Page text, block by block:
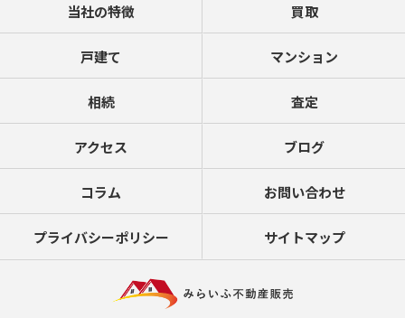
当社の特徴 買取
戸建て マンション
相続 査定
アクセス ブログ
コラム お問い合わせ
プライバシーポリシー サイトマップ